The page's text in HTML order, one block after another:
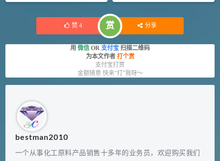
赞 4 赏 分享
用 微信 OR 支付宝 扫描二维码
为本文作者 打个赏
支付宝打赏
金额随意 快来“打”我呀～
bestman2010
一个从事化工原料产品销售十多年的业务员，欢迎购买我们